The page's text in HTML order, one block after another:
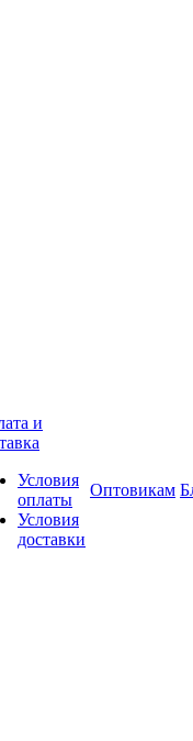
и
Условия
оплаты
Условия
доставки
Оптовикам